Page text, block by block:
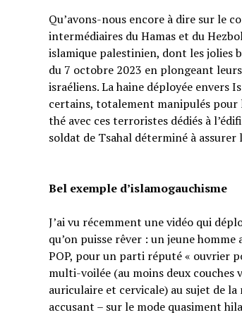
Qu’avons-nous encore à dire sur le
intermédiaires du Hamas et du
islamique palestinien, dont les jolies
du 7 octobre 2023 en plongeant
israéliens. La haine déployée envers
certains, totalement manipulés pour
thé avec ces terroristes dédiés à
soldat de Tsahal déterminé à
Bel exemple d’islamogauchisme
J’ai vu récemment une vidéo qui
qu’on puisse rêver : un jeune
POP, pour un parti réputé « ouvrier
multi-voilée (au moins deux
auriculaire et cervicale) au sujet de
accusant – sur le mode quasiment